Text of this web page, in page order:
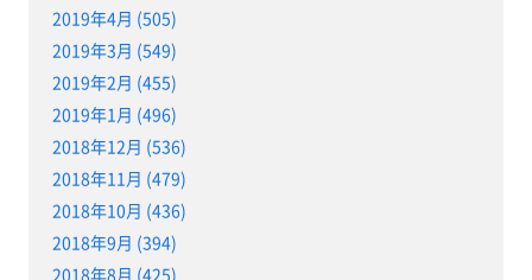
2019年4月 (505)
2019年3月 (549)
2019年2月 (455)
2019年1月 (496)
2018年12月 (536)
2018年11月 (479)
2018年10月 (436)
2018年9月 (394)
2018年8月 (425)